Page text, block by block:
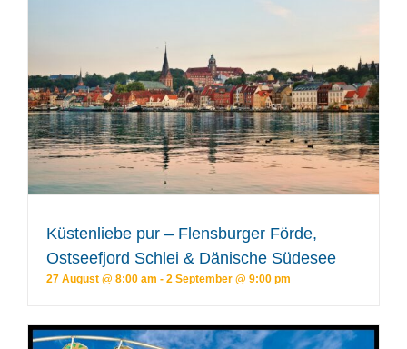
Küstenliebe pur – Flensburger Förde,
Ostseefjord Schlei & Dänische Südesee
27 August @ 8:00 am - 2 September @ 9:00 pm